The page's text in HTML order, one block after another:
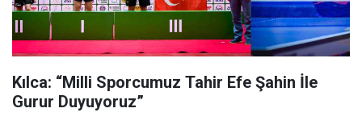
Kılca: “Milli Sporcumuz Tahir Efe Şahin İle
Gurur Duyuyoruz”